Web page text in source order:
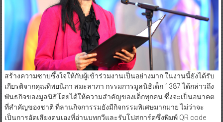
สร้างความซาบซึ้งใจให้กับผู้เข้าร่วมงานเป็นอย่างมาก ในงานนี้ยังได้รับ
เกียรติจากคุณทิพยนิภา สมะลาภา กรรมการมูลนิธิเด็ก 1387 ได้กล่าวถึง
พันธกิจของมูลนิธิโดยได้ให้ความสำคัญของเด็กทุกคน ซึ่งจะเป็นอนาคต
ที่สำคัญของชาติ ที่ลานกิจการรมยังมีกิจกรรมพิเศษมากมาย ไม่ว่าจะ
เป็นการอัดเสียงตนเองที่อ่านบทกวีและรับโปสการ์ดซึ่งพิมพ์ QR code